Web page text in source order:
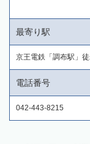
最寄り駅
京王電鉄「調布駅」
電話番号
042-443-8215